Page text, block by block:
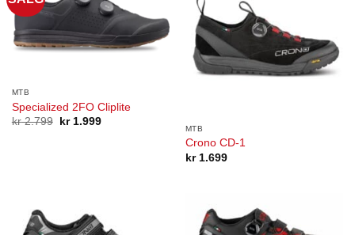
MTB
Specialized 2FO Cliplite
kr2.799
Opprinnelig
kr1.999Nåværende
MTB
Crono CD-1
kr1.699